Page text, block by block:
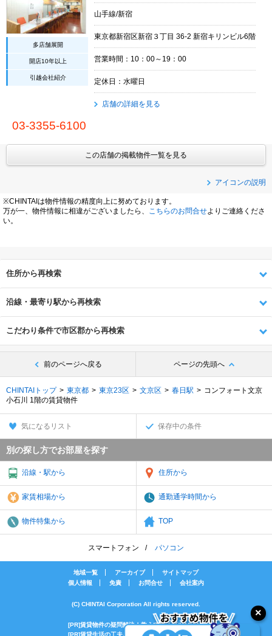
多店舗展開
開店10年以上
引越会社紹介
山手線/新宿
東京都新宿区新宿３丁目 36-2 新宿キリンビル6階
営業時間：10：00～19：00
定休日：水曜日
店舗の詳細を見る
03-3355-6100
この店舗の掲載物件一覧を見る
アイコンの説明
※CHINTAIは物件情報の精度向上に努めております。
万が一、物件情報に相違がございましたら、
こちらのお問合せよりご連絡くださ
い。
住所から再検索
沿線・最寄り駅から再検索
こだわり条件で市区郡から再検索
前のページへ戻る ページの先頭へ
CHINTAIトップ 東京都 東京23区 文京区 春日駅
コンフォート文京
小石川 1階の賃貸物件
気になるリスト 保存中の条件
別の探し方でお部屋を探す
沿線・駅から 住所から
家賃相場から 通勤通学時間から
物件特集から TOP
スマートフォン パソコン
地域一覧 アーカイブ
サイトマップ
個人情報
免責 お問合せ 会社案内
(C) CHINTAI Corporation All rights reserved.
[PR]賃貸物件の疑問解決！教えてエイブルAGENT
[PR]賃貸生活の工夫を紹介！CHINTAI情報局